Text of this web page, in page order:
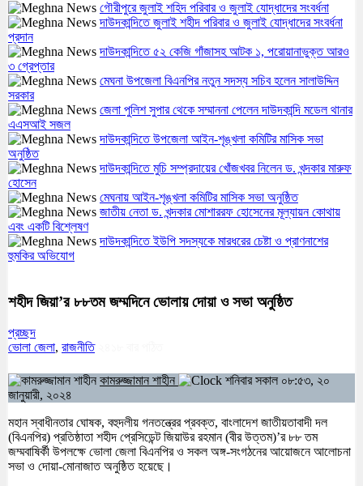
গৌরীপুরে জুলাই শহিদ পরিবার ও জুলাই যোদ্ধাদের সংবর্ধনা
দাউদকান্দিতে জুলাই শহীদ পরিবার ও জুলাই যোদ্ধাদের সংবর্ধনা
প্রদান
দাউদকান্দিতে ৫২ কেজি গাঁজাসহ আটক ১, পরোয়ানাভুক্ত আরও
৩ গ্রেপ্তার
মেঘনা উপজেলা বিএনপির নতুন সদস্য সচিব হলেন সালাউদ্দিন
সরকার
জেলা পুলিশ সুপার থেকে সম্মাননা পেলেন দাউদকান্দি মডেল থানার
এএসআই সজল
দাউদকান্দিতে উপজেলা আইন-শৃঙ্খলা কমিটির মাসিক সভা
অনুষ্ঠিত
দাউদকান্দিতে মুচি সম্প্রদায়ের খোঁজখবর নিলেন ড. খন্দকার মারুফ
হোসেন
মেঘনায় আইন-শৃঙ্খলা কমিটির মাসিক সভা অনুষ্ঠিত
জাতীয় নেতা ড. খন্দকার মোশাররফ হোসেনের মূল্যায়ন কোথায়
এবং একটি বিশ্লেষণ
দাউদকান্দিতে ইউপি সদস্যকে মারধরের চেষ্টা ও প্রাণনাশের
হুমকির অভিযোগ
শহীদ জিয়া’র ৮৮তম জম্মদিনে ভোলায় দোয়া ও সভা অনুষ্ঠিত
প্রচ্ছদ
ভোলা জেলা, রাজনীতি
কামরুজ্জামান শাহীন
শনিবার সকাল ০৮:৫৩, ২০
জানুয়ারী, ২০২৪
মহান স্বাধীনতার ঘোষক, বহুদলীয় গনতন্ত্রের প্রবক্ত, বাংলাদেশ জাতীয়তাবাদী দল
(বিএনপির) প্রতিষ্ঠাতা শহীদ প্রেসিডেন্ট জিয়াউর রহমান (বীর উত্তম)’র ৮৮ তম
জম্মবাষির্কী উপলক্ষে ভোলা জেলা বিএনপির ও সকল অঙ্গ-সংগঠনের আয়োজনে আলোচনা
সভা ও দোয়া-মোনাজাত অনুষ্ঠিত হয়েছে।